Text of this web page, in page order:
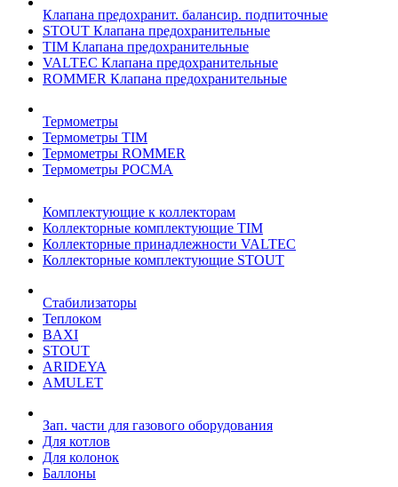
Клапана предохранит. балансир. подпиточные
STOUT Клапана предохранительные
TIM Клапана предохранительные
VALTEC Клапана предохранительные
ROMMER Клапана предохранительные
Термометры
Термометры TIM
Термометры ROMMER
Термометры РОСМА
Комплектующие к коллекторам
Коллекторные комплектующие TIM
Коллекторные принадлежности VALTEC
Коллекторные комплектующие STOUT
Стабилизаторы
Теплоком
BAXI
STOUT
ARIDEYA
AMULET
Зап. части для газового оборудования
Для котлов
Для колонок
Баллоны